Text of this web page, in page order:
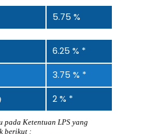
5.75 %
6.25 % *
3.75 % *
2 % *
pada Ketentuan LPS yang
berikut :